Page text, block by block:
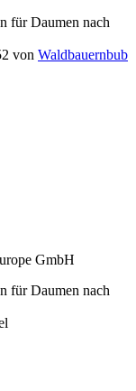
für Daumen nach
von Waldbauernbub
GmbH
für Daumen nach